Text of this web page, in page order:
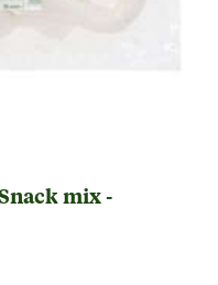
mix -